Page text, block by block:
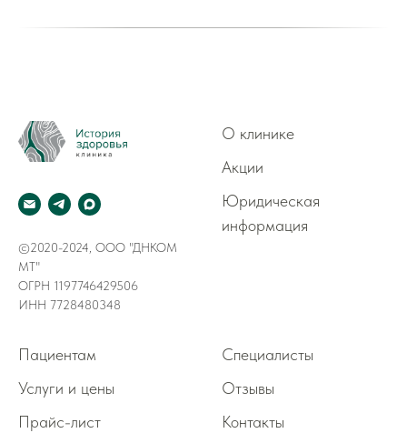
©2020-2024, ООО "ДНКОМ
МТ"
ОГРН 1197746429506
ИНН 7728480348
О клинике
Акции
Юридическая
информация
Пациентам
Услуги и цены
Прайс-лист
Специалисты
Отзывы
Контакты